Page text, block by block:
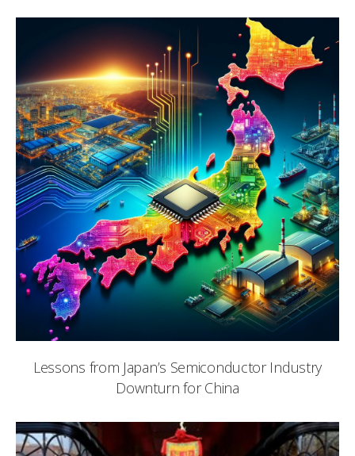
Lessons from Japan’s Semiconductor Industry
Downturn for China